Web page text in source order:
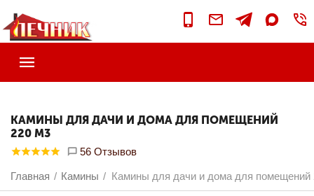
КАМИНЫ ДЛЯ ДАЧИ И ДОМА ДЛЯ ПОМЕЩЕНИЙ
220 М3
56 Отзывов
Главная / Камины / Камины для дачи и дома для помещений